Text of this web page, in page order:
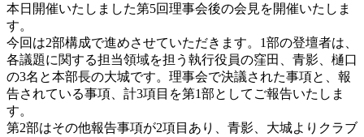
本日開催いたしました第5回理事会後の会見を開催いたしま
す。
今回は2部構成で進めさせていただきます。1部の登壇者は、
各議題に関する担当領域を担う執行役員の窪田、青影、樋口
の3名と本部長の大城です。理事会で決議された事項と、報
告されている事項、計3項目を第1部としてご報告いたしま
す。
第2部はその他報告事項が2項目あり、青影、大城よりクラブ